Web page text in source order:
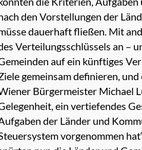
den Vorstellungen der
dauerhaft fließen. Mit
Verteilungsschlüssels an –
auf ein künftiges
gemeinsam definieren,
Bürgermeister Michael
ein vertiefendes
der Länder und
vorgenommen